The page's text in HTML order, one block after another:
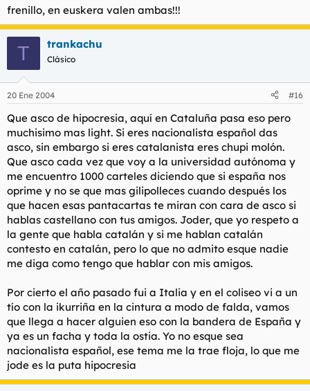
frenillo, en euskera valen ambas!!!
T trankachu
Clásico
20 Ene 2004 #16
Que asco de hipocresia, aquí en Cataluña pasa eso pero
muchisimo mas light. Si eres nacionalista español das
asco, sin embargo si eres catalanista eres chupi molón.
Que asco cada vez que voy a la universidad autónoma y
me encuentro 1000 carteles diciendo que si españa nos
oprime y no se que mas gilipolleces cuando después los
que hacen esas pantacartas te miran con cara de asco si
hablas castellano con tus amigos. Joder, que yo respeto a
la gente que habla catalán y si me hablan catalán
contesto en catalán, pero lo que no admito esque nadie
me diga como tengo que hablar con mis amigos.
Por cierto el año pasado fui a Italia y en el coliseo vi a un
tío con la ikurriña en la cintura a modo de falda, vamos
que llega a hacer alguien eso con la bandera de España y
ya es un facha y toda la ostia. Yo no esque sea
nacionalista español, ese tema me la trae floja, lo que me
jode es la puta hipocresia